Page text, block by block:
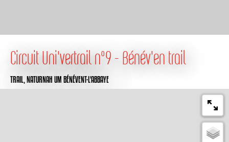
Circuit Uni'vertrail n°9 - Bénév'en trail
TRAIL,NATURNAH UM BÉNÉVENT-L'ABBAYE